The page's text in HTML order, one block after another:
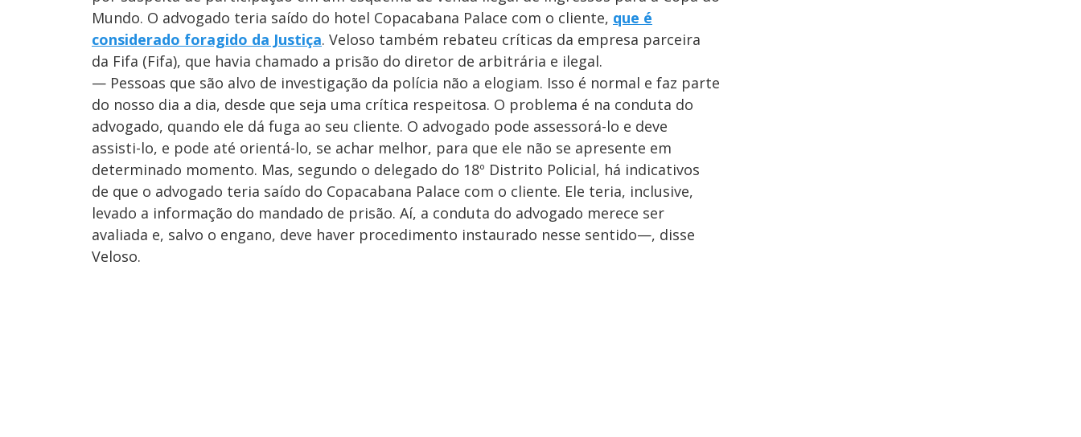
Mundo. O advogado teria saído do hotel Copacabana Palace com o cliente, que é
considerado foragido da Justiça. Veloso também rebateu críticas da empresa parceira
da Fifa (Fifa), que havia chamado a prisão do diretor de arbitrária e ilegal.
— Pessoas que são alvo de investigação da polícia não a elogiam. Isso é normal e faz parte
do nosso dia a dia, desde que seja uma crítica respeitosa. O problema é na conduta do
advogado, quando ele dá fuga ao seu cliente. O advogado pode assessorá-lo e deve
assisti-lo, e pode até orientá-lo, se achar melhor, para que ele não se apresente em
determinado momento. Mas, segundo o delegado do 18º Distrito Policial, há indicativos
de que o advogado teria saído do Copacabana Palace com o cliente. Ele teria, inclusive,
levado a informação do mandado de prisão. Aí, a conduta do advogado merece ser
avaliada e, salvo o engano, deve haver procedimento instaurado nesse sentido—, disse
Veloso.